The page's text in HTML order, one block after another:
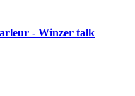
- Winzer talk